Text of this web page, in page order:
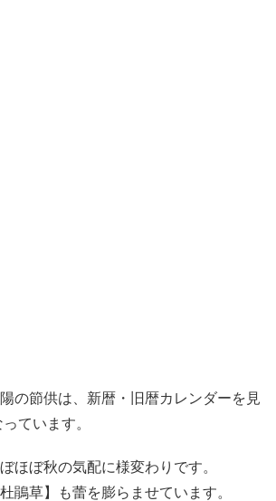
の節供は、新暦・旧暦カレンダーを見
ています。
ほぼ秋の気配に様変わりです。
鵑草】も蕾を膨らませています。